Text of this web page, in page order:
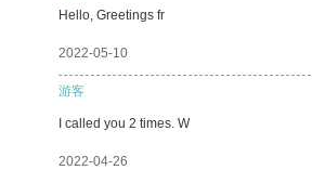
Hello, Greetings fr
2022-05-10
游客
I called you 2 times. W
2022-04-26